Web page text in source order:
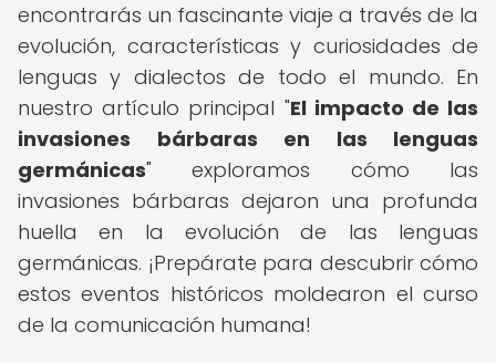
encontrarás un fascinante viaje a través de la
evolución, características y curiosidades de
lenguas y dialectos de todo el mundo. En
nuestro artículo principal "El impacto de las
invasiones bárbaras en las lenguas
germánicas" exploramos cómo las
invasiones bárbaras dejaron una profunda
huella en la evolución de las lenguas
germánicas. ¡Prepárate para descubrir cómo
estos eventos históricos moldearon el curso
de la comunicación humana!